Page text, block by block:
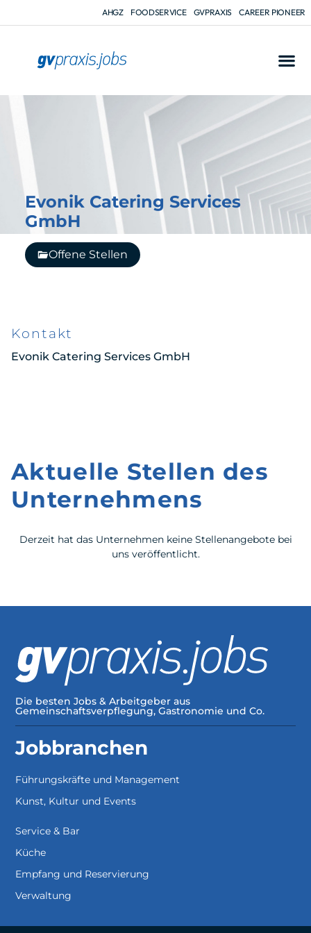
AHGZ FOODSERVICE GVPRAXIS CAREER PIONEER
Evonik Catering Services
GmbH
Offene Stellen
Kontakt
Evonik Catering Services GmbH
Aktuelle Stellen des
Unternehmens
Derzeit hat das Unternehmen keine Stellenangebote bei
uns veröffentlicht.
Die besten Jobs & Arbeitgeber aus
Gemeinschaftsverpflegung, Gastronomie und Co.
Jobbranchen
Führungskräfte und Management
Kunst, Kultur und Events
Service & Bar
Küche
Empfang und Reservierung
Verwaltung